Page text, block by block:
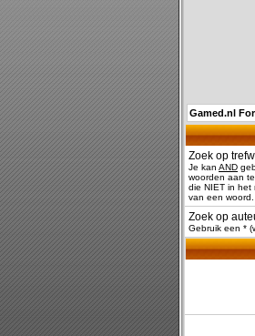
Gamed.nl
Zoek op
Je kan AND
woorden aan
die NIET in het
van een woord.
Zoek op
Gebruik een *